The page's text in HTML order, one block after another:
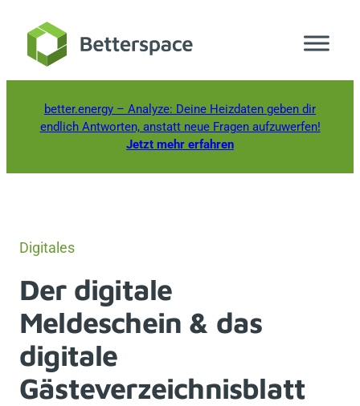
Inhalt
springen
better.energy – Analyze: Deine Heizdaten geben dir
endlich Antworten, anstatt neue Fragen aufzuwerfen!
Jetzt mehr erfahren
Digitales
Der digitale
Meldeschein & das
digitale
Gästeverzeichnisblatt